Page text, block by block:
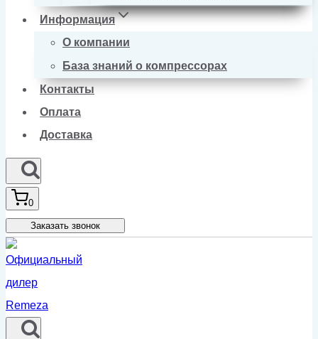
Информация
О компании
База знаний о компрессорах
Контакты
Оплата
Доставка
0
Заказать звонок